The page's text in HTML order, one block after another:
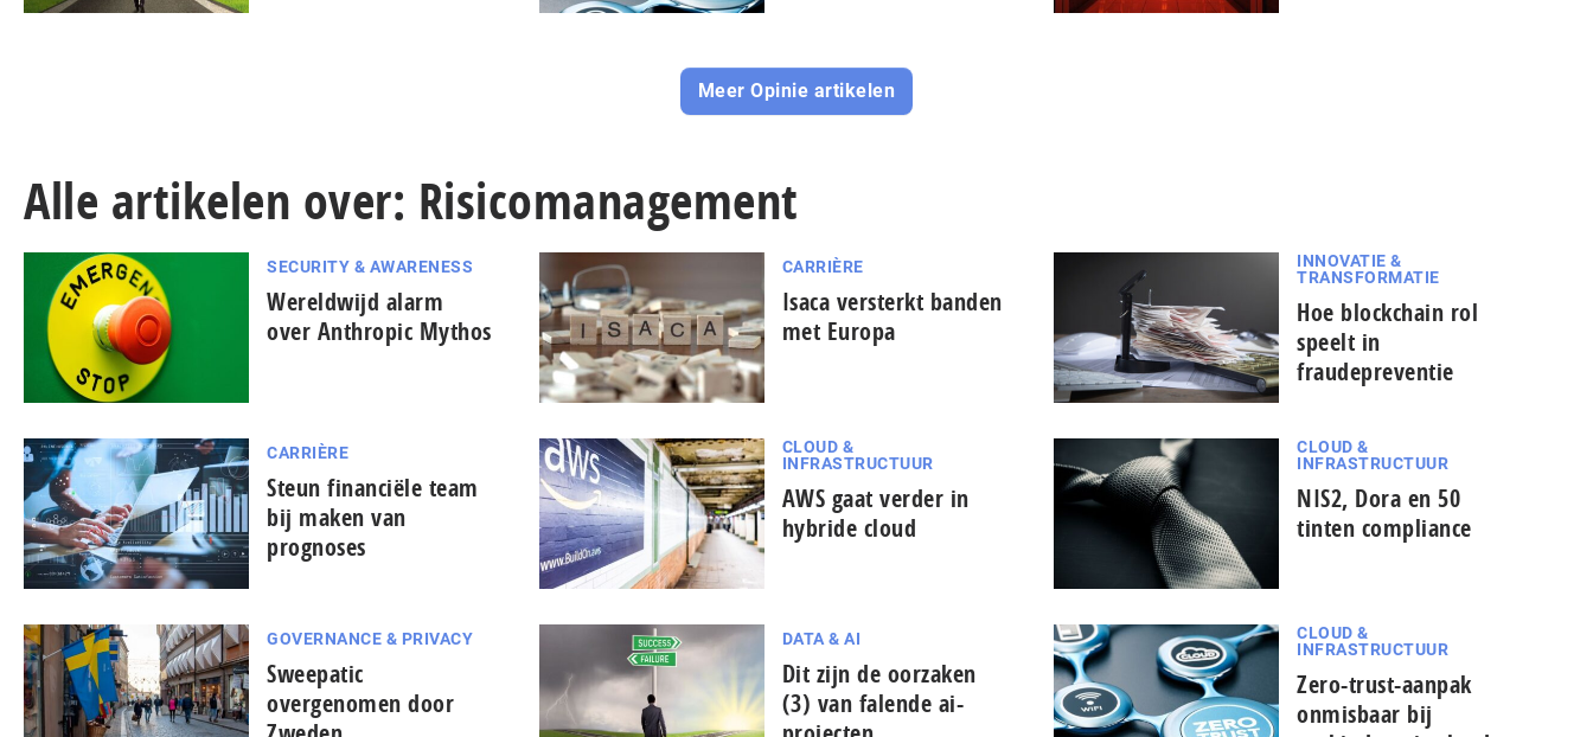
Meer Opinie artikelen
Alle artikelen over: Risicomanagement
SECURITY & AWARENESS
Wereldwijd alarm
over Anthropic Mythos
CARRIÈRE
Isaca versterkt banden
met Europa
INNOVATIE &
TRANSFORMATIE
Hoe blockchain rol
speelt in
fraudepreventie
CARRIÈRE
Steun financiële team
bij maken van
prognoses
CLOUD &
INFRASTRUCTUUR
AWS gaat verder in
hybride cloud
CLOUD &
INFRASTRUCTUUR
NIS2, Dora en 50
tinten compliance
GOVERNANCE & PRIVACY
Sweepatic
overgenomen door
DATA & AI
Dit zijn de oorzaken
(3) van falende ai-
CLOUD &
INFRASTRUCTUUR
Zero-trust-aanpak
onmisbaar bij